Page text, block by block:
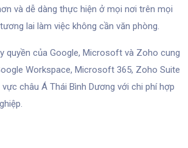
và dễ dàng thực hiện ở mọi nơi trên mọi
lai làm việc không cần văn phòng.
quyền của Google, Microsoft và Zoho cung
Workspace, Microsoft 365, Zoho Suite
châu Á Thái Bình Dương với chi phí hợp